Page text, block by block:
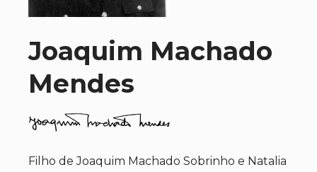
Joaquim Machado
Mendes
Filho de Joaquim Machado Sobrinho e Natalia